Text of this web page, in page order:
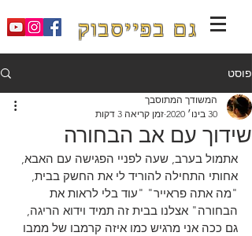
גם בפייסבוק
פוסט
שידוך עם אב הבחורה
המשודך המתוסבך
30 בינו׳ 2020
זמן קריאה 3 דקות
אתמול בערב, שעה לפניי הפגישה עם האבא,
אחותי התחילה להוריד לי את החשק בבית,
"מה אתה פראייר" "עוד בלי לראות את
הבחורה" אצלנו בבית זה תמיד וידוא הריגה,
גם ככה אני מרגיש כמו איזה קרמבו של ממבו